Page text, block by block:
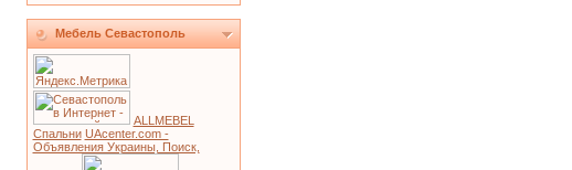
Мебель Севастополь
ALLMEBEL
Спальни UAcenter.com -
Объявления Украины, Поиск,